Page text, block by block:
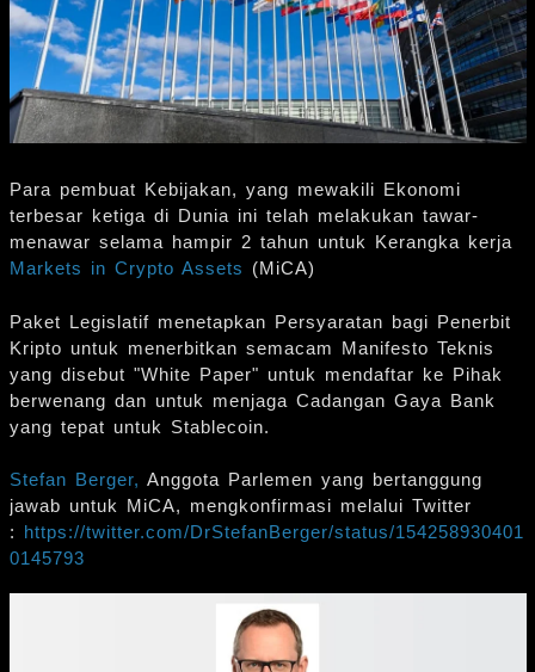
Para pembuat Kebijakan, yang mewakili Ekonomi
terbesar ketiga di Dunia ini telah melakukan tawar-
menawar selama hampir 2 tahun untuk Kerangka kerja
Markets in Crypto Assets (MiCA)
Paket Legislatif menetapkan Persyaratan bagi Penerbit
Kripto untuk menerbitkan semacam Manifesto Teknis
yang disebut "White Paper" untuk mendaftar ke Pihak
berwenang dan untuk menjaga Cadangan Gaya Bank
yang tepat untuk Stablecoin.
Stefan Berger, Anggota Parlemen yang bertanggung
jawab untuk MiCA, mengkonfirmasi melalui Twitter
: https://twitter.com/DrStefanBerger/status/154258930401
0145793